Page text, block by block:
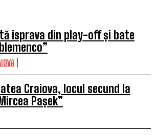
isprava din play-off și bate
Craiova, locul secund la
Pașek”